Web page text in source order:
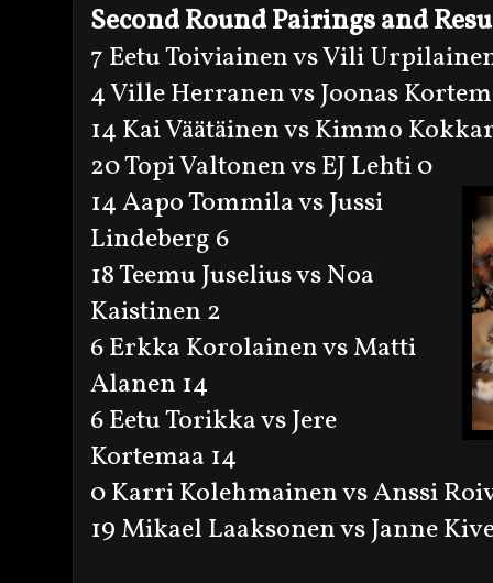
Second Round Pairings and
7 Eetu Toiviainen vs Vili
4 Ville Herranen vs Joonas
14 Kai Väätäinen vs Kimmo
20 Topi Valtonen vs EJ Lehti 0
14 Aapo Tommila vs Jussi
Lindeberg 6
18 Teemu Juselius vs Noa
Kaistinen 2
6 Erkka Korolainen vs Matti
Alanen 14
6 Eetu Torikka vs Jere
Kortemaa 14
0 Karri Kolehmainen vs Anssi
19 Mikael Laaksonen vs Janne